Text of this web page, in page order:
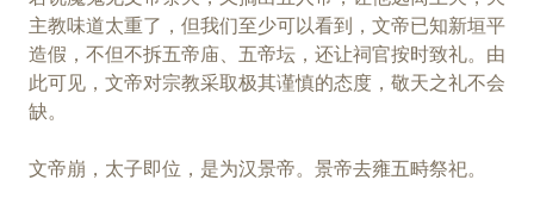
主教味道太重了，但我们至少可以看到，文帝已知新垣平
造假，不但不拆五帝庙、五帝坛，还让祠官按时致礼。由
此可见，文帝对宗教采取极其谨慎的态度，敬天之礼不会
缺。
文帝崩，太子即位，是为汉景帝。景帝去雍五畤祭祀。